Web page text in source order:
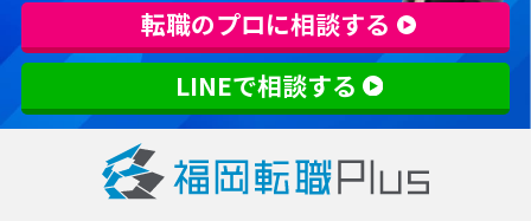
転職のプロに相談する
LINEで相談する